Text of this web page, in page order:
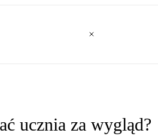
ucznia za wygląd?